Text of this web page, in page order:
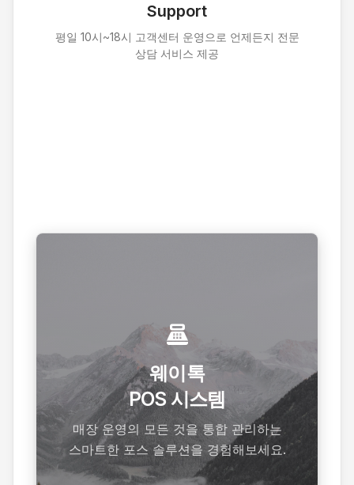
Support
평일 10시~18시 고객센터 운영으로 언제든지 전문
상담 서비스 제공
point_of_sale
웨이톡
POS 시스템
매장 운영의 모든 것을 통합 관리하는
스마트한 포스 솔루션을 경험해보세요.
더 알아보기
웨이톡의 다양한 솔루션으로 비즈니스
효율성을 극대화하세요.
솔루션 보기